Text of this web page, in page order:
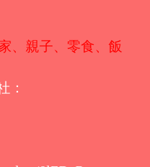
、親子、零食、飯
：